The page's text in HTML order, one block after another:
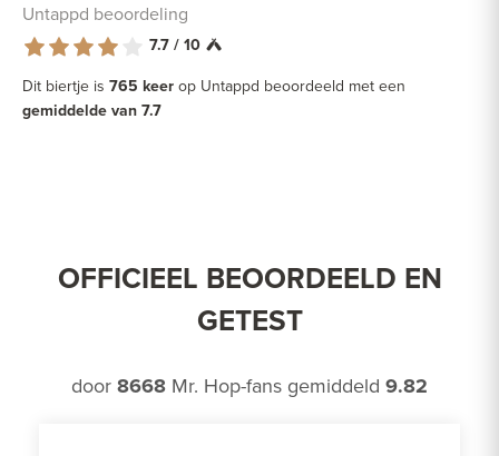
Untappd beoordeling
7.7 / 10
Dit biertje is 765 keer op Untappd beoordeeld met een
gemiddelde van 7.7
OFFICIEEL BEOORDEELD EN
GETEST
door 8668 Mr. Hop-fans gemiddeld 9.82